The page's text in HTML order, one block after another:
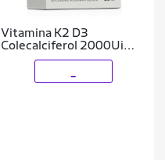
Vitamina K2 D3
Colecalciferol 2000Ui
20ml Limão - Equaliv